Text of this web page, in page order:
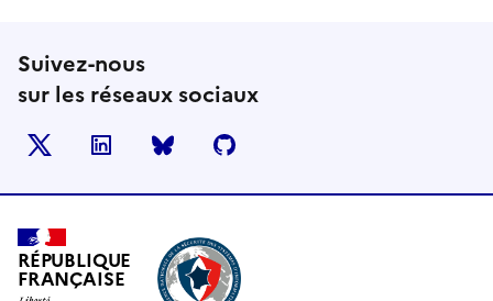
Suivez-nous
sur les réseaux sociaux
LinkedIn BlueSky
RÉPUBLIQUE
FRANÇAISE